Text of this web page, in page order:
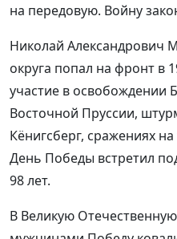
на передовую. Войну
Николай Александрович
округа попал на фронт в
участие в освобождении
Восточной Пруссии,
Кёнигсберг, сражениях
День Победы встретил
98 лет.
В Великую